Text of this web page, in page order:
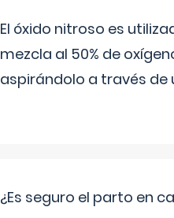
El óxido nitroso es
mezcla al 50% de
aspirándolo a través de
¿Es seguro el parto en